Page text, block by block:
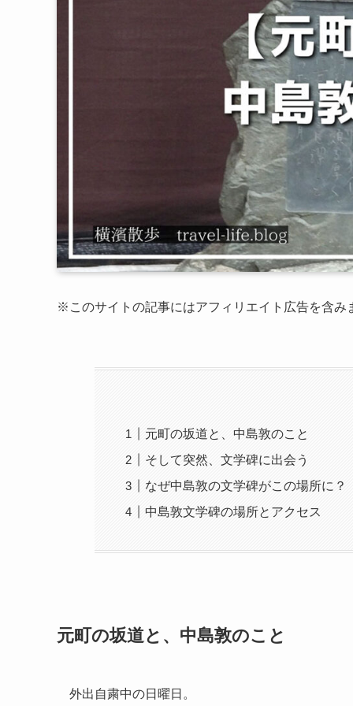
※このサイトの記事にはアフィリエイト広告を含み
元町の坂道と、中島敦のこと
そして突然、文学碑に出会う
なぜ中島敦の文学碑がこの場所に？
中島敦文学碑の場所とアクセス
元町の坂道と、中島敦のこと
外出自粛中の日曜日。